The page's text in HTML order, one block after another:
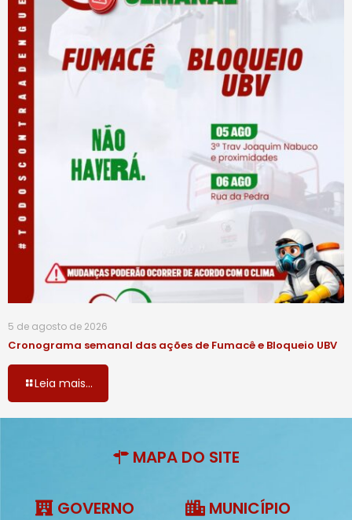
5 de agosto de 2026
Cronograma semanal das ações de Fumacê e Bloqueio UBV
Leia mais...
MAPA DO SITE
GOVERNO MUNICÍPIO